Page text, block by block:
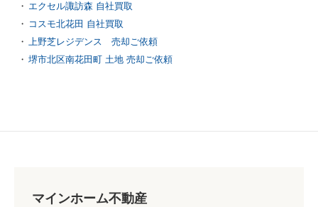
エクセル諏訪森 自社買取
コスモ北花田 自社買取
上野芝レジデンス 売却ご依頼
堺市北区南花田町 土地 売却ご依頼
マインホーム不動産